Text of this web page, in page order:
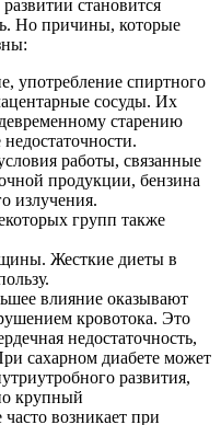
становится
Но причины, которые
употребление спиртного
сосуды. Их
старению
работы, связанные
продукции, бензина
излучения.
групп также
Жесткие диеты в
влияние оказывают
кровотока. Это
недостаточность,
сахарном диабете может
развития,
крупный
возникает при